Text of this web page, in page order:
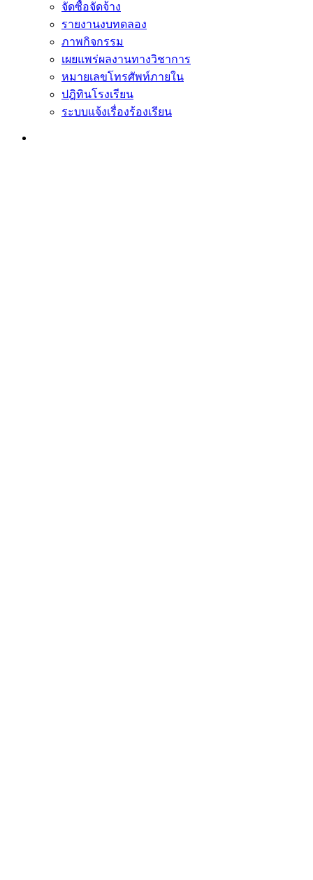
จัดซื้อจัดจ้าง
รายงานงบทดลอง
ภาพกิจกรรม
เผยแพร่ผลงานทางวิชาการ
หมายเลขโทรศัพท์ภายใน
ปฎิทินโรงเรียน
ระบบแจ้งเรื่องร้องเรียน